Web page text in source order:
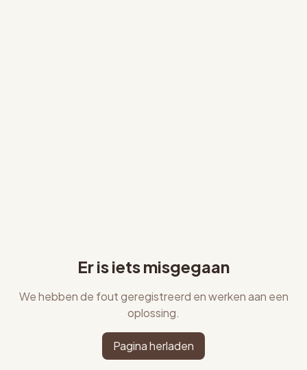
Er is iets misgegaan
We hebben de fout geregistreerd en werken aan een
oplossing.
Pagina herladen